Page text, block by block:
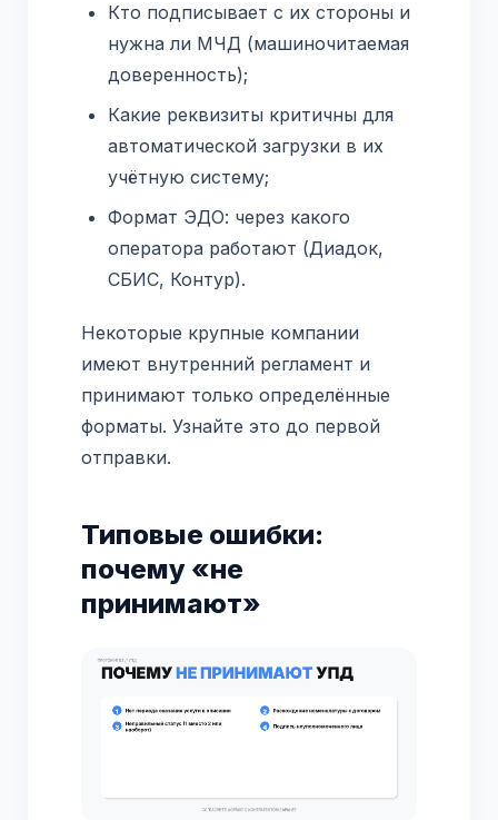
Кто подписывает с их стороны и
нужна ли МЧД (машиночитаемая
доверенность);
Какие реквизиты критичны для
автоматической загрузки в их
учётную систему;
Формат ЭДО: через какого
оператора работают (Диадок,
СБИС, Контур).
Некоторые крупные компании
имеют внутренний регламент и
принимают только определённые
форматы. Узнайте это до первой
отправки.
Типовые ошибки:
почему «не
принимают»